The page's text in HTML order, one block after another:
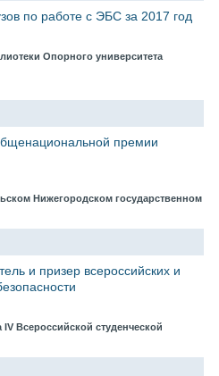
по работе с ЭБС за 2017 год
Опорного университета
премии
Нижегородском государственном
и призер всероссийских и
Всероссийской студенческой